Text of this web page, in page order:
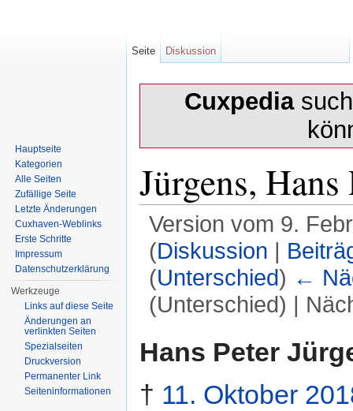
Cuxpedia
Jürgens, Hans
Version vom 9.
(Diskussion |
(Unterschied) ←
(Unterschied) |
Hans Peter
† 11. Oktober
Seite Diskussion
Hauptseite
Kategorien
Alle Seiten
Zufällige Seite
Letzte Änderungen
Cuxhaven-Weblinks
Erste Schritte
Impressum
Datenschutzerklärung
Werkzeuge
Links auf diese Seite
Änderungen an
verlinkten Seiten
Spezialseiten
Druckversion
Permanenter Link
Seiten­informationen